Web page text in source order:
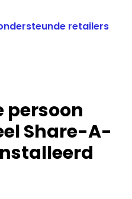
retailers
persoon
Share-A-